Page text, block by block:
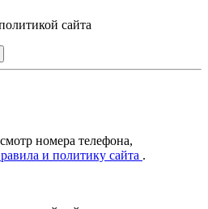
сайта
номера телефона,
и политику сайта .